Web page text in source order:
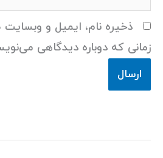
ذخیره نام، ایمیل و وبسایت
زمانی که دوباره دیدگاهی